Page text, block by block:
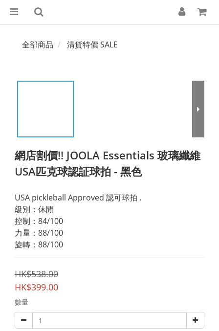
全部商品 清貨特價 SALE
網店割價!! JOOLA Essentials 玻璃纖維
USA匹克球認証球拍 - 黑色
USA pickleball Approved 認可球拍 .
級別：休閒
控制：84/100
力量：88/100
旋轉：88/100
HK$538.00
HK$399.00
數量